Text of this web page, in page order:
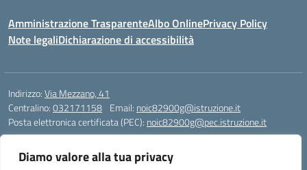
Diamo valore alla tua privacy
Amministrazione TrasparenteAlbo OnlinePrivacy Policy
Note legaliDichiarazione di accessibilità
Indirizzo:Via Mezzano, 41
Centralino:032171158 Email: noic82900g@istruzione.it
Posta elettronica certificata (PEC): noic82900g@pec.istruzione.it
Codice meccanografico:NOIC82900G